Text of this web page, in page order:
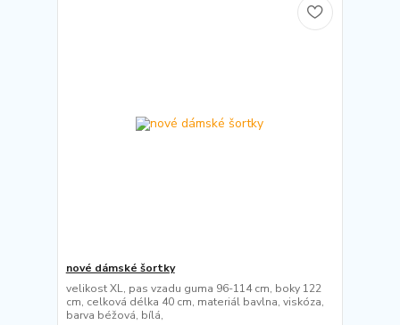
nové dámské šortky
velikost XL, pas vzadu guma 96-114 cm, boky 122
cm, celková délka 40 cm, materiál bavlna, viskóza,
barva béžová, bílá,